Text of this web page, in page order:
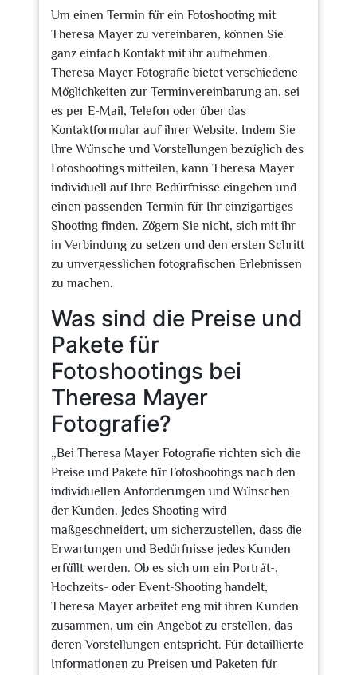
Um einen Termin für ein Fotoshooting mit
Theresa Mayer zu vereinbaren, können Sie
ganz einfach Kontakt mit ihr aufnehmen.
Theresa Mayer Fotografie bietet verschiedene
Möglichkeiten zur Terminvereinbarung an, sei
es per E-Mail, Telefon oder über das
Kontaktformular auf ihrer Website. Indem Sie
Ihre Wünsche und Vorstellungen bezüglich des
Fotoshootings mitteilen, kann Theresa Mayer
individuell auf Ihre Bedürfnisse eingehen und
einen passenden Termin für Ihr einzigartiges
Shooting finden. Zögern Sie nicht, sich mit ihr
in Verbindung zu setzen und den ersten Schritt
zu unvergesslichen fotografischen Erlebnissen
zu machen.
Was sind die Preise und
Pakete für
Fotoshootings bei
Theresa Mayer
Fotografie?
„Bei Theresa Mayer Fotografie richten sich die
Preise und Pakete für Fotoshootings nach den
individuellen Anforderungen und Wünschen
der Kunden. Jedes Shooting wird
maßgeschneidert, um sicherzustellen, dass die
Erwartungen und Bedürfnisse jedes Kunden
erfüllt werden. Ob es sich um ein Porträt-,
Hochzeits- oder Event-Shooting handelt,
Theresa Mayer arbeitet eng mit ihren Kunden
zusammen, um ein Angebot zu erstellen, das
deren Vorstellungen entspricht. Für detaillierte
Informationen zu Preisen und Paketen für